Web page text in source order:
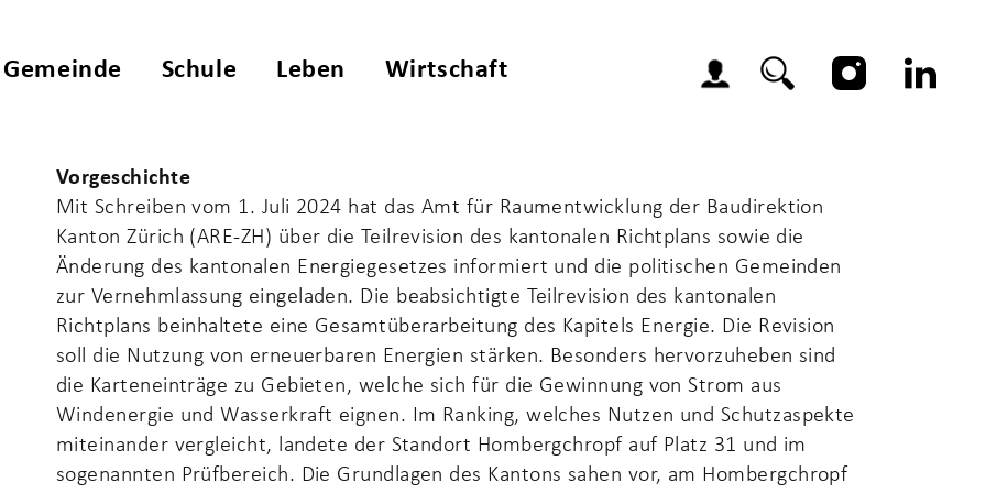
Gemeinde Schule Leben Wirtschaft
Vorgeschichte
Mit Schreiben vom 1. Juli 2024 hat das Amt für Raumentwicklung der Baudirektion
Kanton Zürich (ARE-ZH) über die Teilrevision des kantonalen Richtplans sowie die
Änderung des kantonalen Energiegesetzes informiert und die politischen Gemeinden
zur Vernehmlassung eingeladen. Die beabsichtigte Teilrevision des kantonalen
Richtplans beinhaltete eine Gesamtüberarbeitung des Kapitels Energie. Die Revision
soll die Nutzung von erneuerbaren Energien stärken. Besonders hervorzuheben sind
die Karteneinträge zu Gebieten, welche sich für die Gewinnung von Strom aus
Windenergie und Wasserkraft eignen. Im Ranking, welches Nutzen und Schutzaspekte
miteinander vergleicht, landete der Standort Hombergchropf auf Platz 31 und im
sogenannten Prüfbereich. Die Grundlagen des Kantons sahen vor, am Hombergchropf